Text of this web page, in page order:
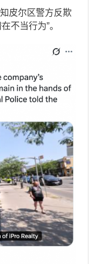
皮尔区警方反欺
不当行为”。